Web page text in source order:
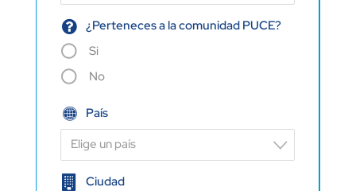
¿Perteneces a la comunidad PUCE?
Si
No
País
Elige un país
Ciudad